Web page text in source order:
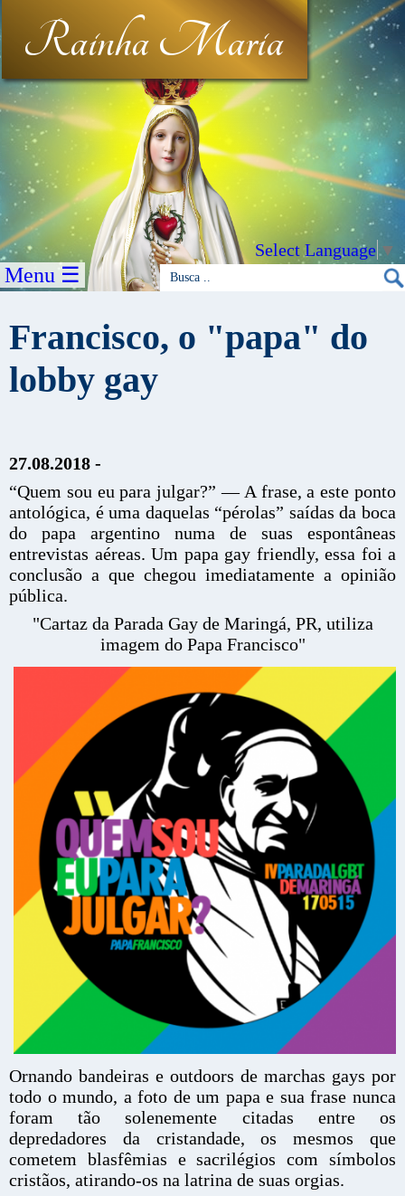
Rainha Maria
Select Language ▼
Menu ☰
Francisco, o "papa" do
lobby gay
27.08.2018 -
“Quem sou eu para julgar?” — A frase, a este ponto
antológica, é uma daquelas “pérolas” saídas da boca
do papa argentino numa de suas espontâneas
entrevistas aéreas. Um papa gay friendly, essa foi a
conclusão a que chegou imediatamente a opinião
pública.
"Cartaz da Parada Gay de Maringá, PR, utiliza
imagem do Papa Francisco"
Ornando bandeiras e outdoors de marchas gays por
todo o mundo, a foto de um papa e sua frase nunca
foram tão solenemente citadas entre os
depredadores da cristandade, os mesmos que
cometem blasfêmias e sacrilégios com símbolos
cristãos, atirando-os na latrina de suas orgias.